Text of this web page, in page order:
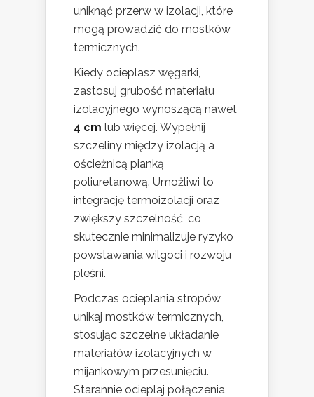
uniknąć przerw w izolacji, które
mogą prowadzić do mostków
termicznych.
Kiedy ocieplasz węgarki,
zastosuj grubość materiału
izolacyjnego wynoszącą nawet
4 cm lub więcej. Wypełnij
szczeliny między izolacją a
ościeżnicą pianką
poliuretanową. Umożliwi to
integrację termoizolacji oraz
zwiększy szczelność, co
skutecznie minimalizuje ryzyko
powstawania wilgoci i rozwoju
pleśni.
Podczas ocieplania stropów
unikaj mostków termicznych,
stosując szczelne układanie
materiałów izolacyjnych w
mijankowym przesunięciu.
Starannie ocieplaj połączenia